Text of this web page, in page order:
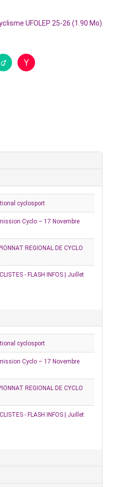
UFOLEP 25-26 (1.90 Mo)
cyclosport
Cyclo – 17 Novembre
REGIONAL DE CYCLO
- FLASH INFOS | Juillet
cyclosport
Cyclo – 17 Novembre
REGIONAL DE CYCLO
- FLASH INFOS | Juillet